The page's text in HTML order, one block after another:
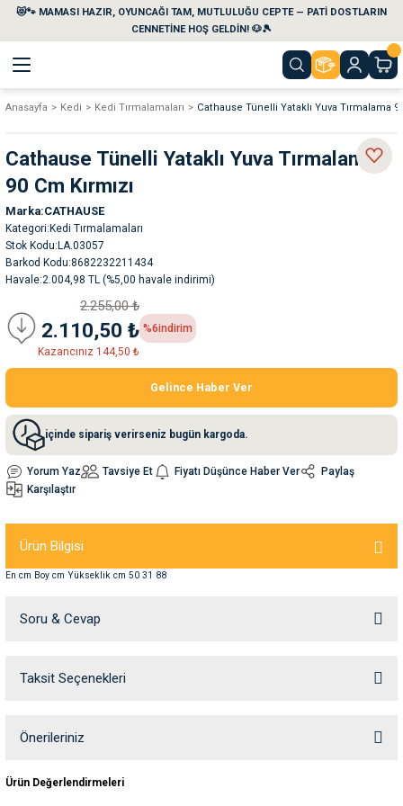
😻🐾 MAMASI HAZIR, OYUNCAĞI TAM, MUTLULUĞU CEPTE — PATİ DOSTLARIN
CENNETİNE HOŞ GELDİN! 🐶🎾
Geri Dön
Geri Dön
Temizlik Ürünleri
Kemikleri
Seyahat Ürünleri
Geri Dön
Geri Dön
Geri Dön
Geri Dön
Anasayfa Kedi Kedi Tırmalamaları Cathause Tünelli Yataklı Yuva Tırmalama 90
Cathause Tünelli Yataklı Yuva Tırmalama
90 Cm Kırmızı
Marka CATHAUSE
Kategori Kedi Tırmalamaları
Stok Kodu LA.03057
Barkod Kodu 8682232211434
Havale 2.004,98 TL (%5,00 havale indirimi)
2.255,00 ₺
2.110,50 ₺
Kazancınız 144,50 ₺
%6indirim
Gelince Haber Ver
içinde sipariş verirseniz bugün kargoda.
Yorum Yaz Tavsiye Et Fiyatı Düşünce Haber Ver
Paylaş
Karşılaştır
Ürün Bilgisi
En cm Boy cm Yükseklik cm 50 31 88
Soru & Cevap
Ürün hakkında henüz soru sorulmamış.
Taksit Seçenekleri
Önerileriniz
yetersiz gördüğünüz noktaları öneri formunu kullanarak tarafımıza
Ürün Değerlendirmeleri